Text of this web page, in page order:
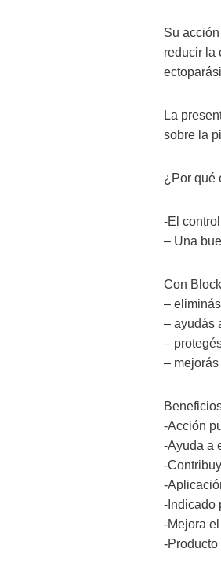
Su
reducir la
La
sobre la
¿Por qué
-El
– Una
Con
–
– ayudás
–
–
-Acción
-Ayuda a
-
-
-Indicado
-Mejora
-Producto